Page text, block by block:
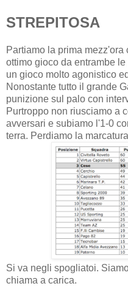
STREPITOSA
Partiamo la prima
ottimo gioco da entrambe
un gioco molto agonistico
Nonostante tutto il grande
punizione sul palo con
Purtroppo non riusciamo a
avversari e subiamo l'1-0
terra. Perdiamo la
Si va negli spogliatoi.
chiama a carica.